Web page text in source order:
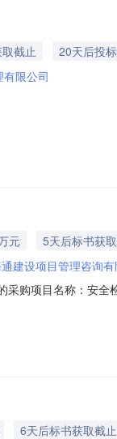
截止 20天后投
限公司
元 5天后标书获
建设项目管理咨询有
购项目名称：安
名称：山西海通
6天后标书获取截止